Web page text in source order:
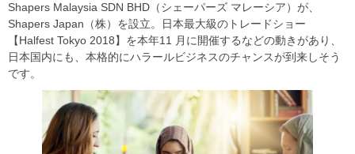
Shapers Malaysia SDN BHD（シェーパーズ マレーシア）が、
Shapers Japan（株）を設立。日本最大級のトレードショー
【Halfest Tokyo 2018】を本年11 月に開催するなどの動きがあり、
日本国内にも、本格的にハラールビジネスのチャンスが到来しそう
です。